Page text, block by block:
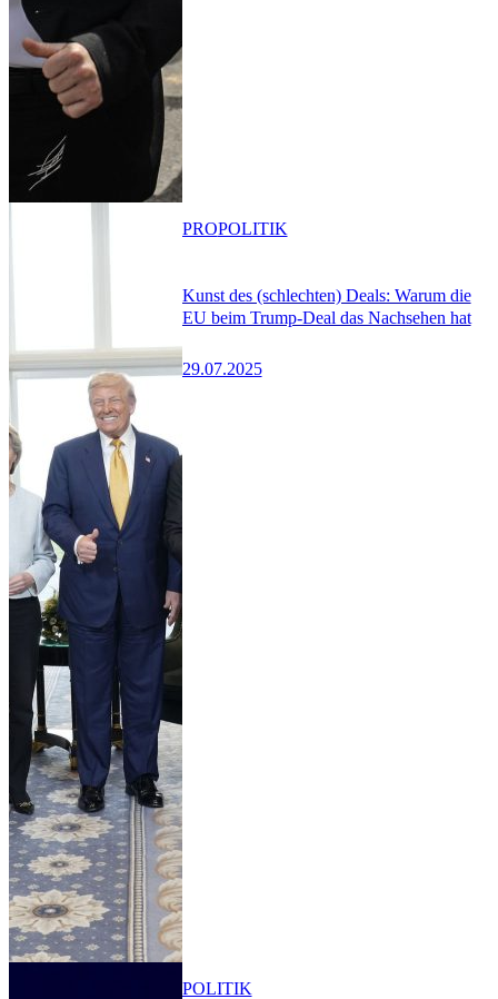
Kunst des (schlechten) Deals: Warum die
EU beim Trump-Deal das Nachsehen hat
29.07.2025
PROPOLITIK
POLITIK